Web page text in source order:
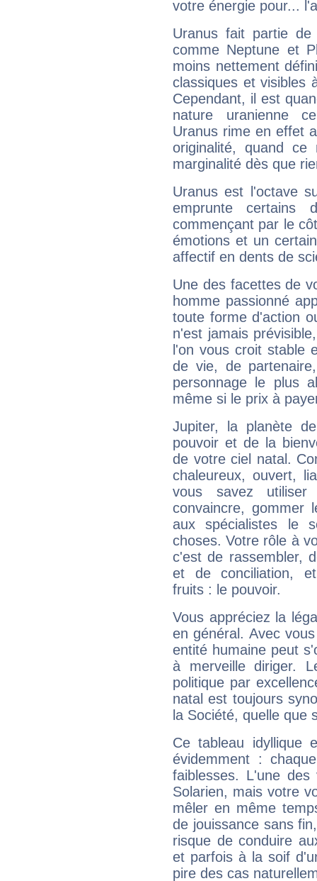
votre énergie pour...
Uranus fait partie
comme Neptune et
moins nettement
classiques et visibles
Cependant, il est
nature uranienne
Uranus rime en effet
originalité, quand ce
marginalité dès que
Uranus est l'octave
emprunte
commençant par le
émotions et un
affectif en dents de
Une des facettes de
homme passionné
toute forme d'action
n'est jamais
l'on vous croit stable
de vie, de
personnage le plus
même si le prix à
Jupiter, la planète
pouvoir et de la
de votre ciel natal.
chaleureux, ouvert,
vous savez
convaincre, gommer
aux spécialistes le
choses. Votre rôle à
c'est de rassembler,
et de conciliation,
fruits : le pouvoir.
Vous appréciez la
en général. Avec
entité humaine peut
à merveille diriger.
politique par
natal est toujours
la Société, quelle que
Ce tableau idyllique
évidemment :
faiblesses. L'une
Solarien, mais votre
mêler en même
de jouissance sans
risque de conduire
et parfois à la soif
pire des cas